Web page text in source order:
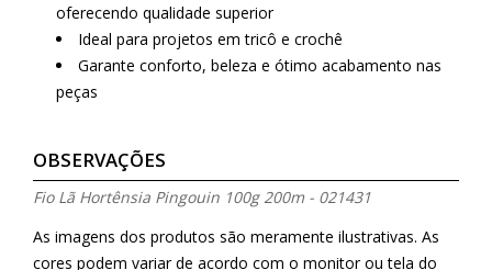
oferecendo qualidade superior
Ideal para projetos em tricô e crochê
Garante conforto, beleza e ótimo acabamento nas
peças
OBSERVAÇÕES
Fio Lã Hortênsia Pingouin 100g 200m - 021431
As imagens dos produtos são meramente ilustrativas. As
cores podem variar de acordo com o monitor ou tela do